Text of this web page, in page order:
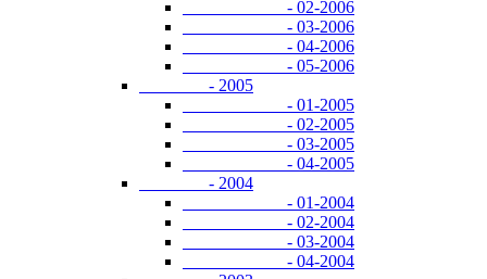
- 02-2006
- 03-2006
- 04-2006
- 05-2006
- 2005
- 01-2005
- 02-2005
- 03-2005
- 04-2005
- 2004
- 01-2004
- 02-2004
- 03-2004
- 04-2004